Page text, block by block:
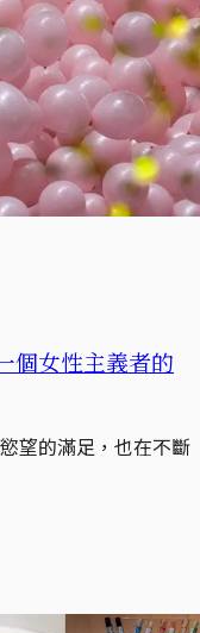
個女性主義者的
望的滿足，也在不斷